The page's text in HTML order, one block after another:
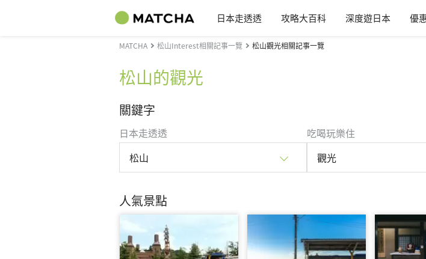
日本走透透 攻略大百科 深度遊日本 優
MATCHA 松山Interest相關記事一覽 松山觀光相關記事一覽
松山的觀光
關鍵字
日本走透透
松山
吃喝玩樂住
觀光
人氣景點